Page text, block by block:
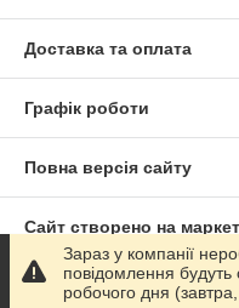
Доставка та оплата
Графік роботи
Повна версія сайту
Сайт створено на
Політика
Зараз у компанії
повідомлення
робочого дня